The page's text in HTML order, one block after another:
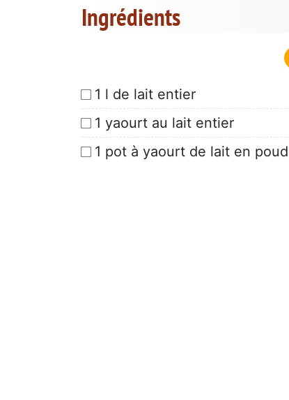
Ingrédients
1 l de lait entier
1 yaourt au lait entier
1 pot à yaourt de lait en